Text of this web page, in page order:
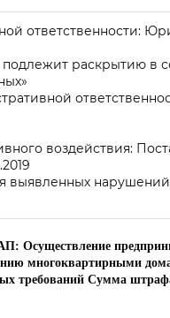
ответственности:
раскрытию в
воздействия:
Осуществление
многоквартирными
требований Сумма